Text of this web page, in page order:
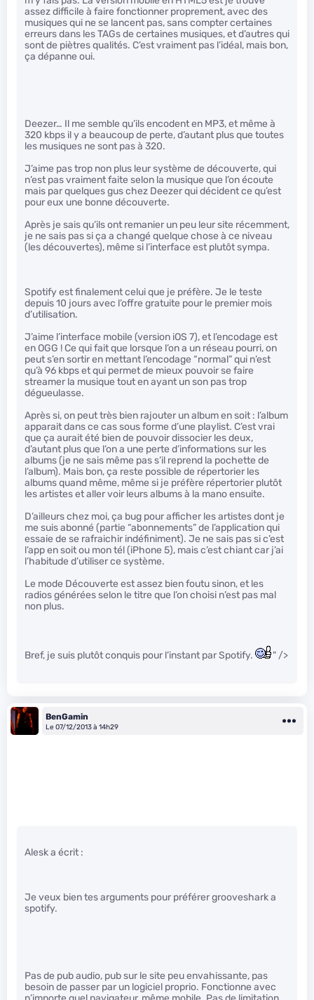
assez difficile à faire fonctionner proprement, avec des
musiques qui ne se lancent pas, sans compter certaines
erreurs dans les TAGs de certaines musiques, et d’autres qui
sont de piètres qualités. C’est vraiment pas l’idéal, mais bon,
ça dépanne oui.
Deezer… Il me semble qu’ils encodent en MP3, et même à
320 kbps il y a beaucoup de perte, d’autant plus que toutes
les musiques ne sont pas à 320.
J’aime pas trop non plus leur système de découverte, qui
n’est pas vraiment faite selon la musique que l’on écoute
mais par quelques gus chez Deezer qui décident ce qu’est
pour eux une bonne découverte.
Après je sais qu’ils ont remanier un peu leur site récemment,
je ne sais pas si ça a changé quelque chose à ce niveau
(les découvertes), même si l’interface est plutôt sympa.
Spotify est finalement celui que je préfère. Je le teste
depuis 10 jours avec l’offre gratuite pour le premier mois
d’utilisation.
J’aime l’interface mobile (version iOS 7), et l’encodage est
en OGG ! Ce qui fait que lorsque l’on a un réseau pourri, on
peut s’en sortir en mettant l’encodage “normal” qui n’est
qu’à 96 kbps et qui permet de mieux pouvoir se faire
streamer la musique tout en ayant un son pas trop
dégueulasse.
Après si, on peut très bien rajouter un album en soit : l’album
apparait dans ce cas sous forme d’une playlist. C’est vrai
que ça aurait été bien de pouvoir dissocier les deux,
d’autant plus que l’on a une perte d’informations sur les
albums (je ne sais même pas s’il reprend la pochette de
l’album). Mais bon, ça reste possible de répertorier les
albums quand même, même si je préfère répertorier plutôt
les artistes et aller voir leurs albums à la mano ensuite.
D’ailleurs chez moi, ça bug pour afficher les artistes dont je
me suis abonné (partie “abonnements” de l’application qui
essaie de se rafraichir indéfiniment). Je ne sais pas si c’est
l’app en soit ou mon tél (iPhone 5), mais c’est chiant car j’ai
l’habitude d’utiliser ce système.
Le mode Découverte est assez bien foutu sinon, et les
radios générées selon le titre que l’on choisi n’est pas mal
non plus.
Bref, je suis plutôt conquis pour l’instant par Spotify. " />
BenGamin
Le 07/12/2013 à 14h29
Alesk a écrit :
Je veux bien tes arguments pour préférer grooveshark a
spotify.
Pas de pub audio, pub sur le site peu envahissante, pas
besoin de passer par un logiciel proprio. Fonctionne avec